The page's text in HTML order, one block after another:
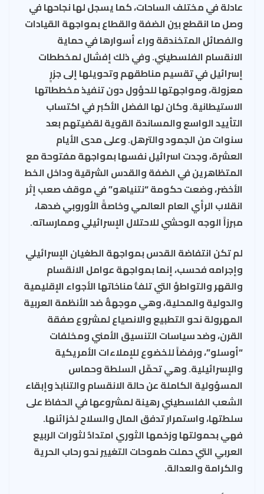
عادلة في مختلف الساحات، كما يسجل لها نجاحها في
وصل ما انقطع بين الضفة والقطاع بمواجهة القيادات
والفصائل المتخندقة وراء أسوارها في حماية
الانقسام الفلسطيني. وفي ذلك إفشال لمخططات
إسرائيل في تقسيم مناطقهم وتحويلها إلى جزرٍ
معزولة، ومواجهتها للحؤول دون تنفيذ مخططاتها
الاستيطانية. وكان لها الفضل الأكبر في اكتساب
التأييد الواسع والمساندة القوية لقضيتهم بعد
سنوات من الجمود والترهل. وعلى مدى الأيام
العشرة، وجدت اسرائيل نفسها بمواجهة مفتوحة مع
المتظاهرين في الضفة والقدس الشرقية وداخل الخط
الأخضر، وضعت حكومة “نتنياهو” في موقف صعب إثر
انقلاب الرأي العام العالمي وخاصةً الأوروبي ضدها،
مبرزاً الوجه الوحشي للاحتلال الإسرائيلي وممارساته.
لم تكن انتفاضة القدس بمواجهة الطغيان الإسرائيلي
وإجرامه فحسب، إنما بمواجهة عوامل الانقسام
والقهر والتواطؤ التي تلفُّ مناخاتها الأجواء الإقليمية
والدولية والمحلية، وهي موجهةٌ ضد الأنظمة العربية
المهرولة نحو التطبيع والانصياع لمشروع صفقة
القرن، وضد سياسات التنسيق الأمني ومخلفات
“أوسلو”، ورفضاً للخضوع للإملاءات الأمريكية
والإسرائيلية. وهي تحمِّل السلطة وحماس
المسؤولية الكاملة عن حالة الانقسام والتنابذ وإبقاء
الشعب الفلسطيني رهينة لمشروعها في الحفاظ على
سلطتها، واستمرار تدفق المال والسلاح لخزائنها.
فهي بحمولتها وزخمها الثوري امتدادٌ لثورات الربيع
العربي التي حملت طموحات التغيير نحو رحاب الحرية
والكرامة والعدالة.